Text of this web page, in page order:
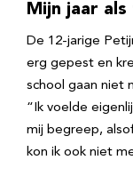
Mijn jaar
De 12-jarige
erg gepest en
school gaan niet
“Ik voelde
mij begreep,
kon ik ook niet